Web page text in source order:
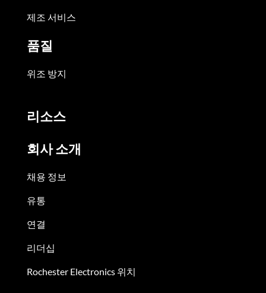
제조 서비스
품질
위조 방지
리소스
회사 소개
채용 정보
유통
연결
리더십
Rochester Electronics 위치